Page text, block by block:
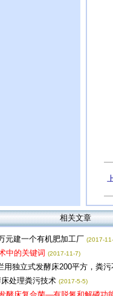
相关文章
建一个有机肥加工厂 (2017-
中的关键词 (2017-11-7)
用独立式发酵床200平方，粪
床处理粪污技术 (2017-5-5)